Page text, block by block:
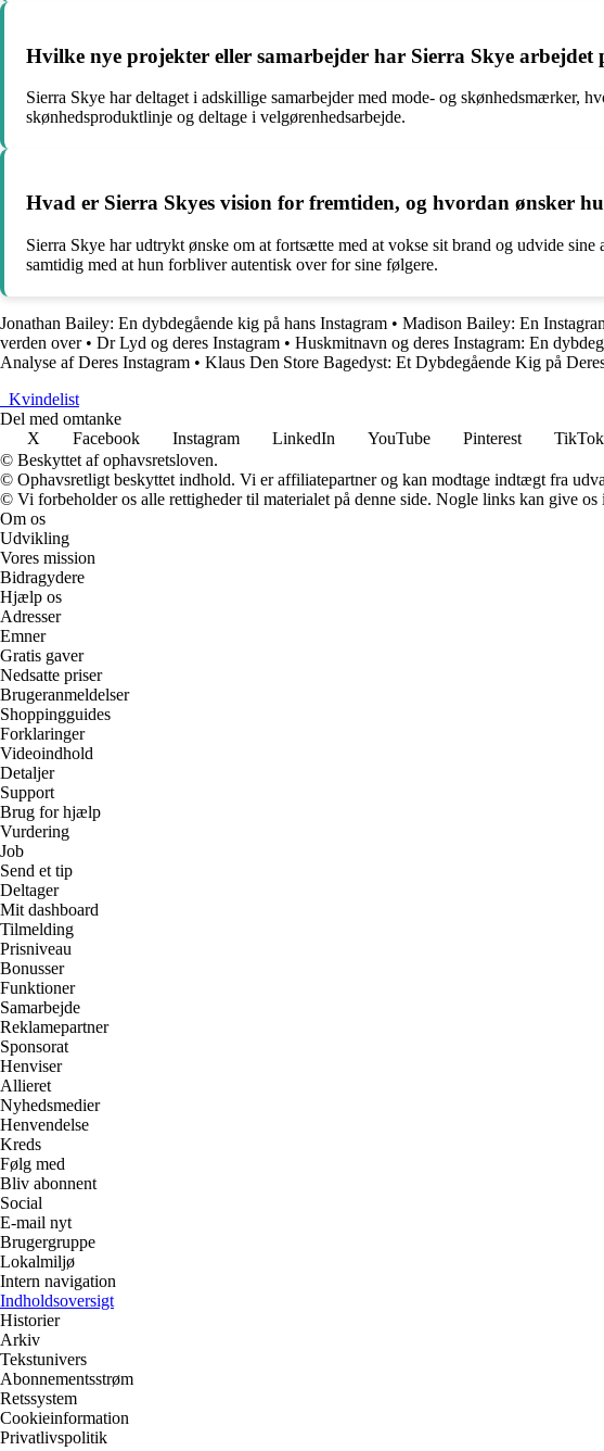
Hvilke nye projekter eller samarbejder har Sierra Skye arbejdet
Sierra Skye har deltaget i adskillige samarbejder med mode- og skønhedsmærker,
skønhedsproduktlinje og deltage i velgørenhedsarbejde.
Hvad er Sierra Skyes vision for fremtiden, og hvordan ønsker
Sierra Skye har udtrykt ønske om at fortsætte med at vokse sit brand og udvide
samtidig med at hun forbliver autentisk over for sine følgere.
Jonathan Bailey: En dybdegående kig på hans Instagram • Madison Bailey: En
verden over• Dr Lyd og deres Instagram • Huskmitnavn og deres Instagram: En
Analyse af Deres Instagram • Klaus Den Store Bagedyst: Et Dybdegående Kig på
Kvindelist
Del med omtanke
X
Facebook Instagram LinkedIn YouTube Pinterest TikTok
© Beskyttet af ophavsretsloven.
© Ophavsretligt beskyttet indhold. Vi er affiliatepartner og kan modtage indtægt fra
© Vi forbeholder os alle rettigheder til materialet på denne side. Nogle links kan give
Om os
Udvikling
Vores mission
Bidragydere
Hjælp os
Adresser
Emner
Gratis gaver
Nedsatte priser
Brugeranmeldelser
Shoppingguides
Forklaringer
Videoindhold
Detaljer
Support
Brug for hjælp
Vurdering
Job
Send et tip
Deltager
Mit dashboard
Tilmelding
Prisniveau
Bonusser
Funktioner
Samarbejde
Reklamepartner
Sponsorat
Henviser
Allieret
Nyhedsmedier
Henvendelse
Kreds
Følg med
Bliv abonnent
Social
E-mail nyt
Brugergruppe
Lokalmiljø
Intern navigation
Indholdsoversigt
Historier
Arkiv
Tekstunivers
Abonnementsstrøm
Retssystem
Cookieinformation
Privatlivspolitik